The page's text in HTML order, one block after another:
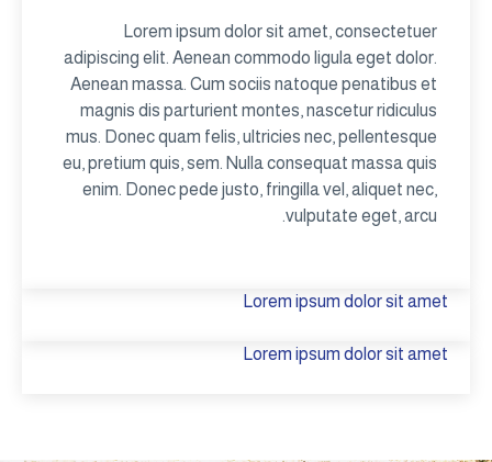
Lorem ipsum dolor sit amet, consectetuer
adipiscing elit. Aenean commodo ligula eget dolor.
Aenean massa. Cum sociis natoque penatibus et
magnis dis parturient montes, nascetur ridiculus
mus. Donec quam felis, ultricies nec, pellentesque
eu, pretium quis, sem. Nulla consequat massa quis
enim. Donec pede justo, fringilla vel, aliquet nec,
vulputate eget, arcu.
Lorem ipsum dolor sit amet
Lorem ipsum dolor sit amet